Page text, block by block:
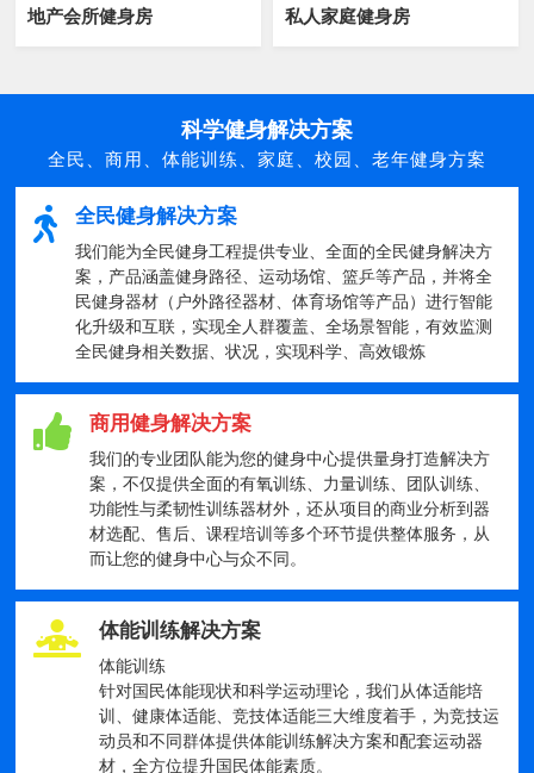
地产会所健身房 私人家庭健身房
科学健身解决方案
全民、商用、体能训练、家庭、校园、老年健身方案
全民健身解决方案
我们能为全民健身工程提供专业、全面的全民健身解决方
案，产品涵盖健身路径、运动场馆、篮乒等产品，并将全
民健身器材（户外路径器材、体育场馆等产品）进行智能
化升级和互联，实现全人群覆盖、全场景智能，有效监测
全民健身相关数据、状况，实现科学、高效锻炼
商用健身解决方案
我们的专业团队能为您的健身中心提供量身打造解决方
案，不仅提供全面的有氧训练、力量训练、团队训练、
功能性与柔韧性训练器材外，还从项目的商业分析到器
材选配、售后、课程培训等多个环节提供整体服务，从
而让您的健身中心与众不同。
体能训练解决方案
体能训练
针对国民体能现状和科学运动理论，我们从体适能培
训、健康体适能、竞技体适能三大维度着手，为竞技运
动员和不同群体提供体能训练解决方案和配套运动器
材，全方位提升国民体能素质。